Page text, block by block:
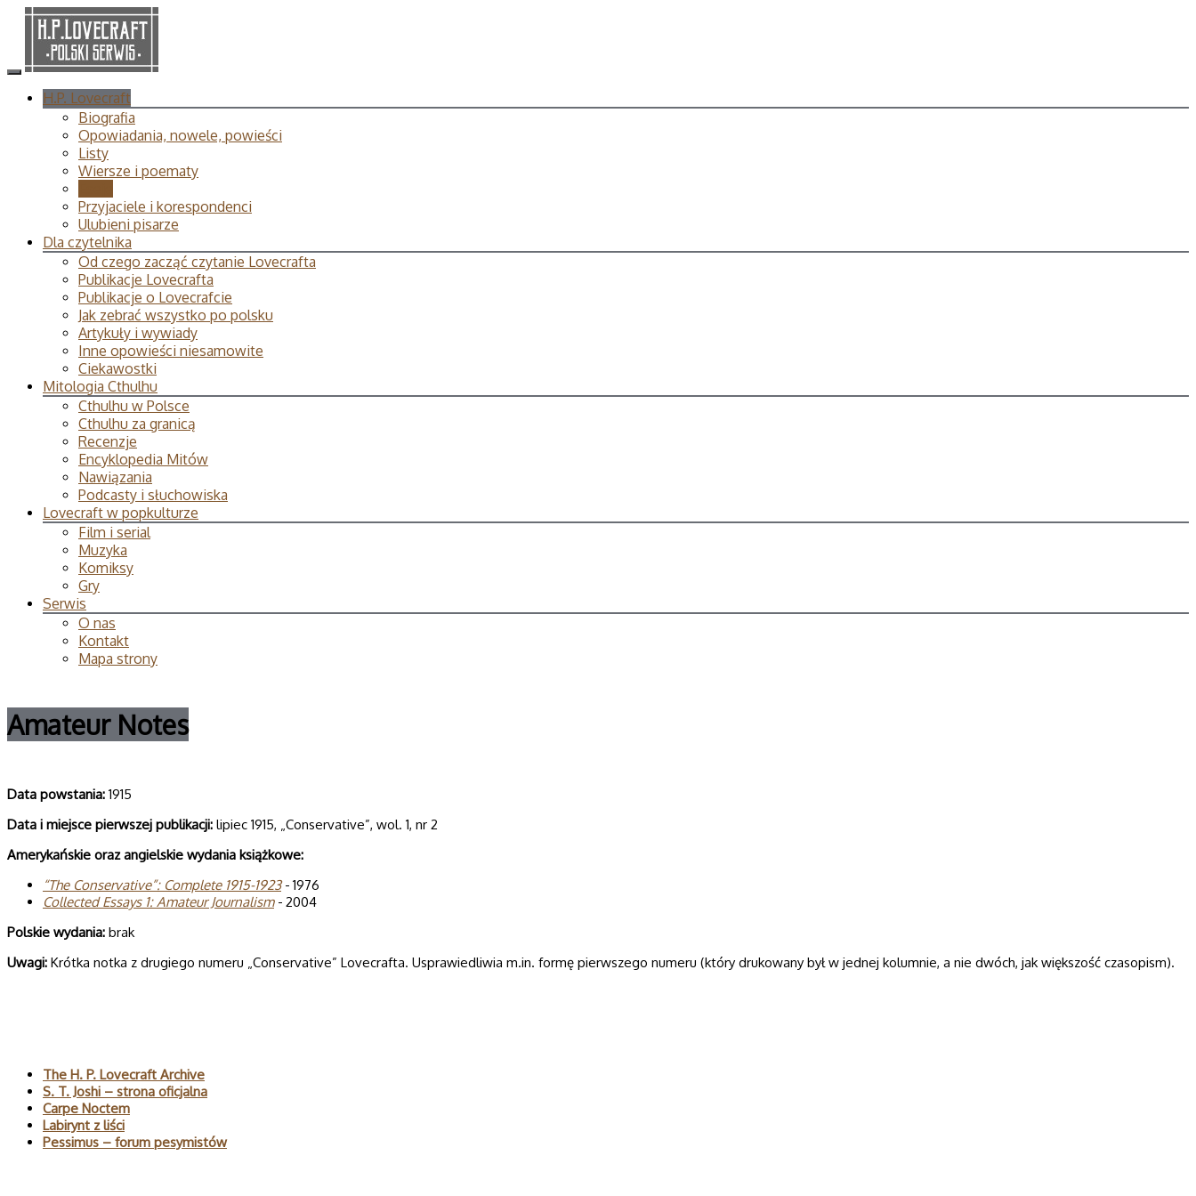
H.P. Lovecraft
Biografia
Opowiadania, nowele, powieści
Listy
Wiersze i poematy
Przyjaciele i korespondenci
Ulubieni pisarze
Dla czytelnika
Od czego zacząć czytanie Lovecrafta
Publikacje Lovecrafta
Publikacje o Lovecrafcie
Jak zebrać wszystko po polsku
Artykuły i wywiady
Inne opowieści niesamowite
Ciekawostki
Mitologia Cthulhu
Cthulhu w Polsce
Cthulhu za granicą
Recenzje
Encyklopedia Mitów
Nawiązania
Podcasty i słuchowiska
Lovecraft w popkulturze
Film i serial
Muzyka
Komiksy
Gry
Serwis
O nas
Kontakt
Mapa strony
Amateur Notes
Data powsta­nia: 1915
Data i miej­sce pierw­szej publi­ka­cji: lipiec 1915, „Conservative”, wol. 1, nr 2
Ame­ry­kań­skie oraz angiel­skie wyda­nia książkowe:
“The Con­se­rva­tive”: Com­plete 1915-1923- 1976
Col­lec­ted Essays 1: Ama­teur Jour­na­lism- 2004
Pol­skie wydania: brak
Uwagi: Krótka notka z drugiego numeru „Conservative” Lovecrafta. Usprawiedliwia m.in. formę pierwszego numeru (który drukowany był w jednej kolumnie, a nie dwóch, jak większość czasopism).
The H. P. Lovecraft Archive
S. T. Joshi – strona oficjalna
Carpe Noctem
Labirynt z liści
Pessimus – forum pesymistów